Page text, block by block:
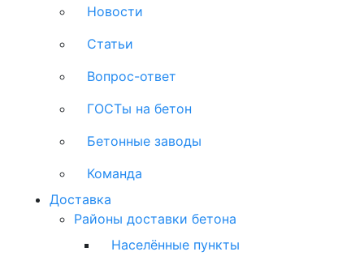
Новости
Статьи
Вопрос-ответ
ГОСТы на бетон
Бетонные заводы
Команда
Доставка
Районы доставки бетона
Населённые пункты